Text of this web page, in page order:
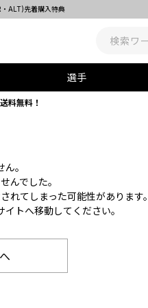
ALT)先着購入特典
選手
料無料！
。
んでした。
れてしまった可能性があります。
トへ移動してください。